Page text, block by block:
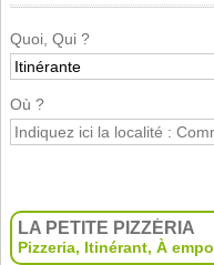
Quoi, Qui ?
Où ?
LA PETITE PIZZÉRIA
Pizzeria, Itinérant, À